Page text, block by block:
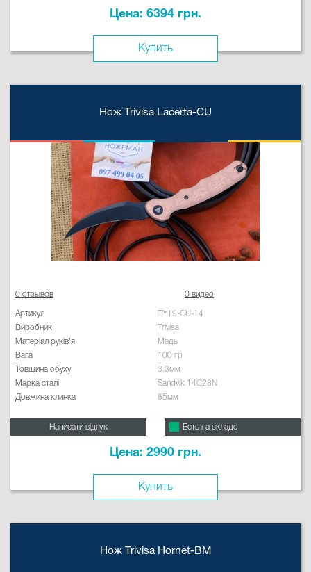
Цена: 6394 грн.
Купить
Нож Trivisa Lacerta-CU
0 отзывов 0 видео
Артикул
TY19-CU-14
Виробник
Trivisa
Матеріал руків'я
Медь
Вага
100 гр
Товщина обуху
3.3мм
Марка сталі
Sandvik 14C28N
Довжина клинка
85мм
Написати відгук Есть на складе
Цена: 2990 грн.
Купить
Нож Trivisa Hornet-BM